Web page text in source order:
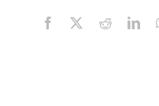
Facebook Reddit